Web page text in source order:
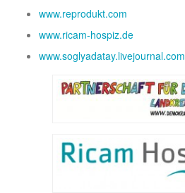
www.reprodukt.com
www.ricam-hospiz.de
www.soglyadatay.livejournal.com